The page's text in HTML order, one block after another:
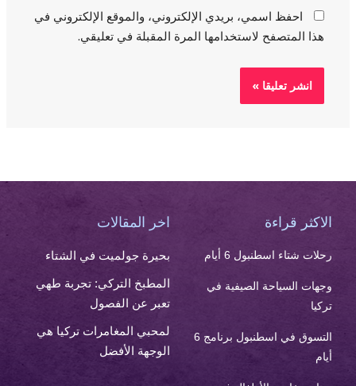
احفظ اسمي، بريدي الإلكتروني، والموقع الإلكتروني في
هذا المتصفح لاستخدامها المرة المقبلة في تعليقي.
الاكثر قراءة
رحلات شتاء اسطنبول 6 أيام
وجهات السياحة الصيفية في
تركيا
التسوق في اسطنبول برنامج 6
أيام
اخر المقالات
بحيرة جولميت في الشتاء
المطبخ التركي: تجربة طهي
تعبر عن الفصول
لمحبي المغامرات تركيا هي
الوجهة الأفضل